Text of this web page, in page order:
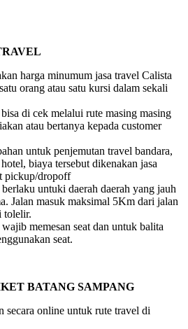
harga minumum jasa travel Calista
orang atau satu kursi dalam sekali
di cek melalui rute masing masing
atau bertanya kepada customer
untuk penjemutan travel bandara,
biaya tersebut dikenakan jasa
pickup/dropoff
untuki daerah daerah yang jauh
Jalan masuk maksimal 5Km dari jalan
tolelir.
memesan seat dan untuk balita
seat.
BATANG SAMPANG
secara online untuk rute travel di